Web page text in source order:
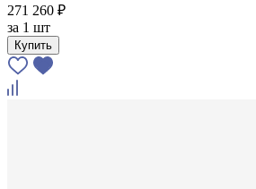
271 260 ₽
за 1 шт
Купить